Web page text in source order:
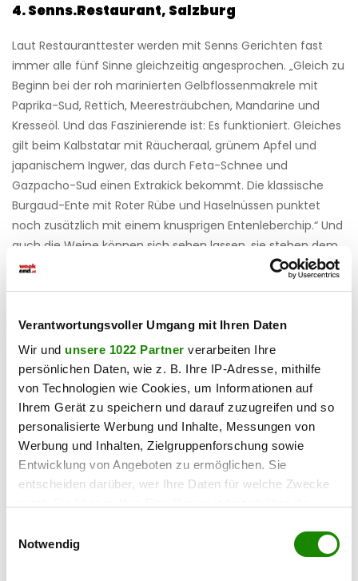
Verantwortungsvoller Umgang mit Ihren Daten
Wir und unsere 1022 Partner verarbeiten Ihre
persönlichen Daten, wie z. B. Ihre IP-Adresse, mithilfe
von Technologien wie Cookies, um Informationen auf
Ihrem Gerät zu speichern und darauf zuzugreifen und so
personalisierte Werbung und Inhalte, Messungen von
Werbung und Inhalten, Zielgruppenforschung sowie
Entwicklung von Angeboten zu ermöglichen. Sie
entscheiden darüber, wer Ihre Daten für welche Zwecke
Trigger Symbol ändern oder widerrufen
Notwendig
4. Senns.Restaurant, Salzburg
Laut Restauranttester werden mit Senns Gerichten fast
immer alle fünf Sinne gleichzeitig angesprochen. „Gleich zu
Beginn bei der roh marinierten Gelbflossenmakrele mit
Paprika-Sud, Rettich, Meeresträubchen, Mandarine und
Kresseöl. Und das Faszinierende ist: Es funktioniert. Gleiches
gilt beim Kalbstatar mit Räucheraal, grünem Apfel und
japanischem Ingwer, das durch Feta-Schnee und
Gazpacho-Sud einen Extrakick bekommt. Die klassische
Burgaud-Ente mit Roter Rübe und Haselnüssen punktet
noch zusätzlich mit einem knusprigen Entenleberchip.“ Und
auch die Weine können sich sehen lassen, sie stehen dem
Menü in nichts nach. Das brachte dem Restaurant
á la carte-Preis: 24,– bis 80,– Euro